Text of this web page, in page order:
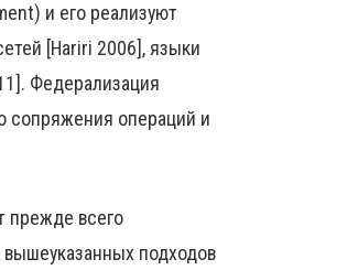
и его реализуют
[Hariri 2006], языки
Федерализация
сопряжения операций и
прежде всего
подходов